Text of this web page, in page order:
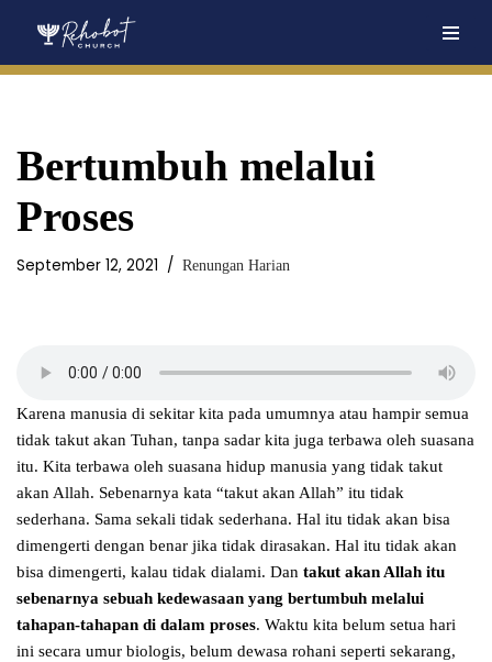
Bertumbuh melalui
Proses
September 12, 2021 Renungan Harian
Karena manusia di sekitar kita pada umumnya atau hampir semua
tidak takut akan Tuhan, tanpa sadar kita juga terbawa oleh suasana
itu. Kita terbawa oleh suasana hidup manusia yang tidak takut
akan Allah. Sebenarnya kata “takut akan Allah” itu tidak
sederhana. Sama sekali tidak sederhana. Hal itu tidak akan bisa
dimengerti dengan benar jika tidak dirasakan. Hal itu tidak akan
bisa dimengerti, kalau tidak dialami. Dan takut akan Allah itu
sebenarnya sebuah kedewasaan yang bertumbuh melalui
tahapan-tahapan di dalam proses. Waktu kita belum setua hari
ini secara umur biologis, belum dewasa rohani seperti sekarang,